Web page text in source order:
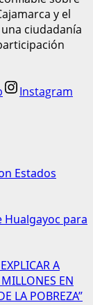
y el
ciudadanía
Instagram
Estados
Hualgayoc para
A
EN
LA POBREZA”